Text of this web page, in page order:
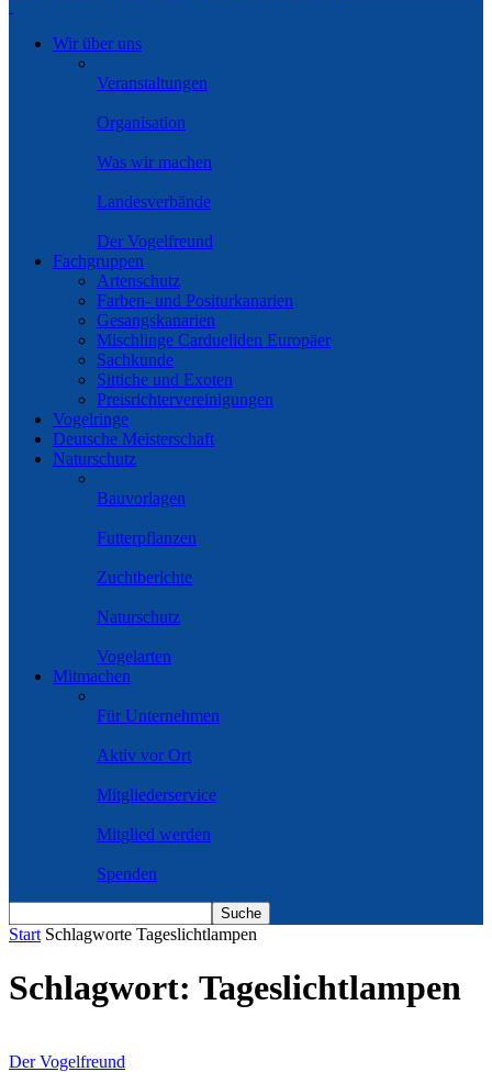
Wir über uns
Veranstaltungen
Organisation
Was wir machen
Landesverbände
Der Vogelfreund
Fachgruppen
Artenschutz
Farben- und Positurkanarien
Gesangskanarien
Mischlinge Cardueliden Europäer
Sachkunde
Sittiche und Exoten
Preisrichtervereinigungen
Vogelringe
Deutsche Meisterschaft
Naturschutz
Bauvorlagen
Futterpflanzen
Zuchtberichte
Naturschutz
Vogelarten
Mitmachen
Für Unternehmen
Aktiv vor Ort
Mitgliederservice
Mitglied werden
Spenden
Start Schlagworte Tageslichtlampen
Schlagwort: Tageslichtlampen
Der Vogelfreund